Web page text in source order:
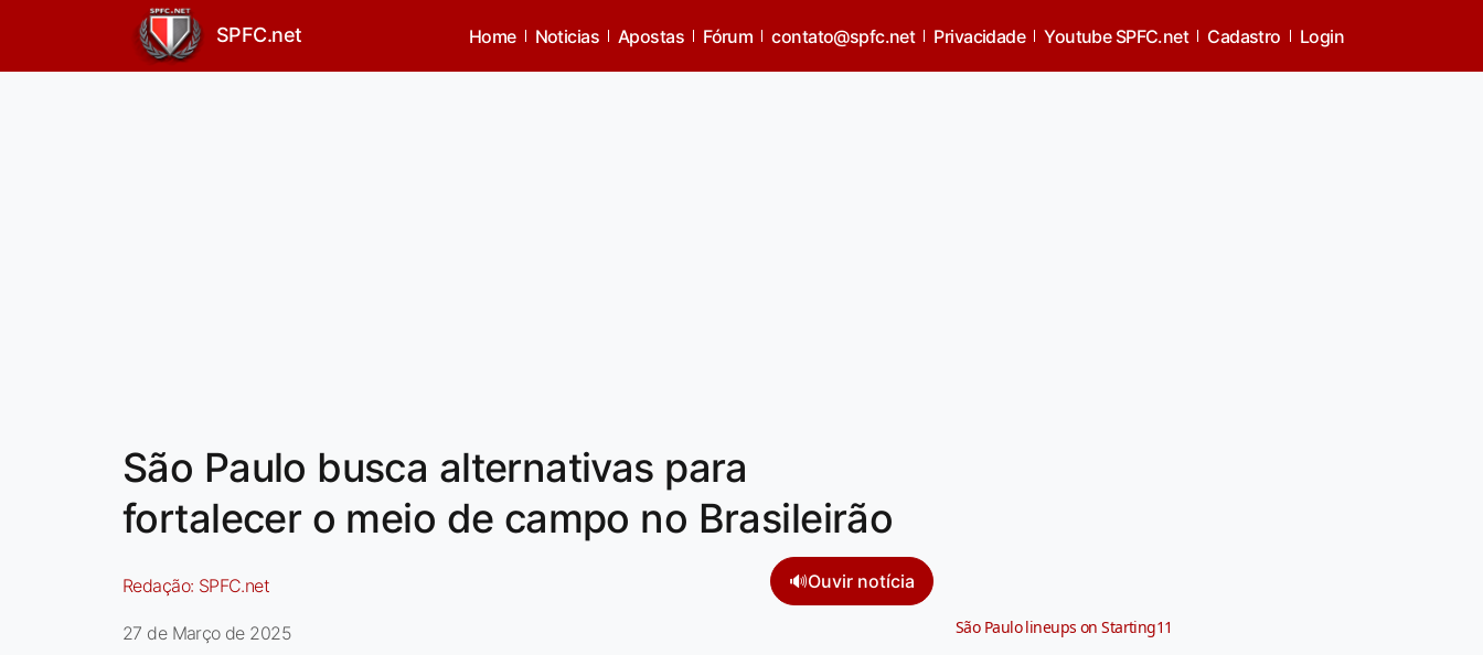
SPFC.net Home Noticias Apostas Fórum contato@spfc.net Privacidade Youtube SPFC.net Cadastro Login
São Paulo busca alternativas para
fortalecer o meio de campo no Brasileirão
Redação: SPFC.net 🔊Ouvir notícia
27 de Março de 2025 São Paulo lineups on Starting11